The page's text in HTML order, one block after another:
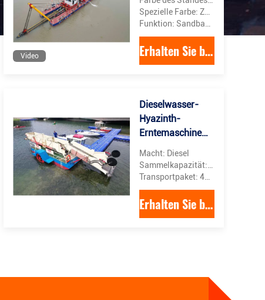
Video
Sandbagger oder
Schlammbagger
Erhalten Sie besten Preis
Dieselwasser-
Hyazinth-
Erntemaschine
mit 24
Kubikmetern
Dieselantrieb
Getriebe
Macht: Diesel
Erhalten Sie besten Preis